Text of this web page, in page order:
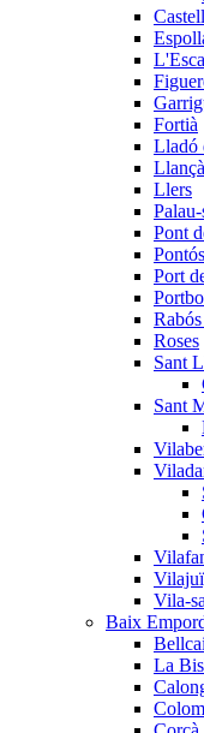
Fortià
Lladó
Llançà
Llers
Pont
Pontós
Port
Roses
Sant
Sant
Vila-
Baix
La